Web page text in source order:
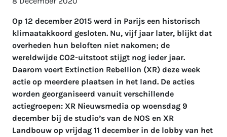
Op 12 december 2015 werd in Parijs een historisch
klimaatakkoord gesloten. Nu, vijf jaar later, blijkt dat
overheden hun beloften niet nakomen; de
wereldwijde CO2-uitstoot stijgt nog ieder jaar.
Daarom voert Extinction Rebellion (XR) deze week
actie op meerdere plaatsen in het land. De acties
worden georganiseerd vanuit verschillende
actiegroepen: XR Nieuwsmedia op woensdag 9
december bij de studio’s van de NOS en XR
Landbouw op vrijdag 11 december in de lobby van het